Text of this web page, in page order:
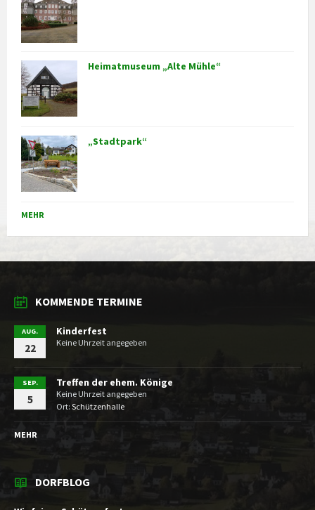
Heimatmuseum „Alte Mühle“
„Stadtpark“
MEHR
KOMMENDE TERMINE
AUG.
22
Kinderfest
Keine Uhrzeit angegeben
SEP.
5
Treffen der ehem. Könige
Keine Uhrzeit angegeben
Ort: Schützenhalle
MEHR
DORFBLOG